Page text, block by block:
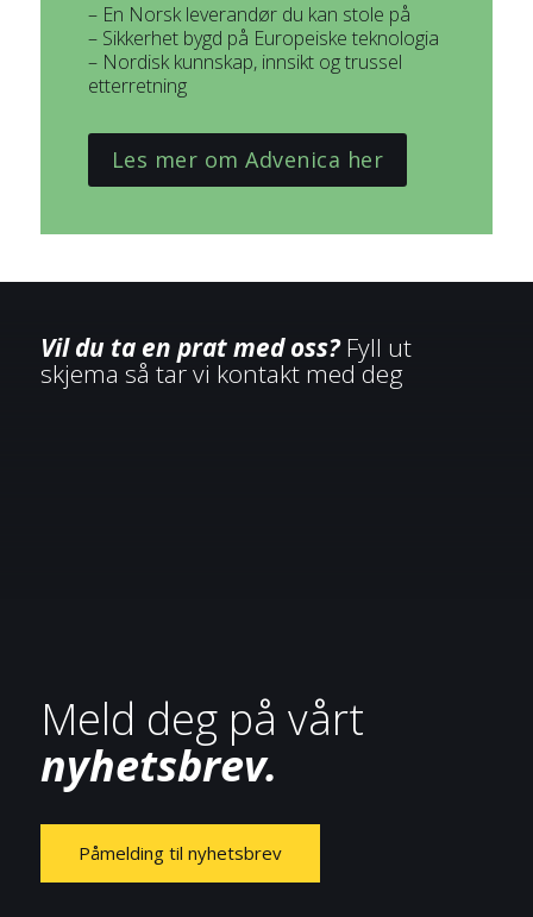
– En Norsk leverandør du kan stole på
– Sikkerhet bygd på Europeiske teknologia
– Nordisk kunnskap, innsikt og trussel
etterretning
Les mer om Advenica her
Vil du ta en prat med oss?Fyll ut
skjema så tar vi kontakt med deg
Meld deg på vårt
nyhetsbrev.
Påmelding til nyhetsbrev